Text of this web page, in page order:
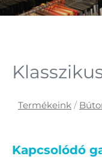
Termékeink /
Kapcsolódó